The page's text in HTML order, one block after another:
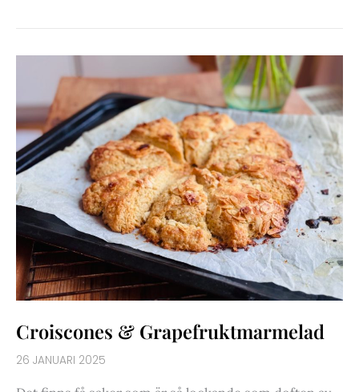
Croiscones & Grapefruktmarmelad
26 JANUARI 2025
CROISCONES
GRAPEFRUKTMARMELAD